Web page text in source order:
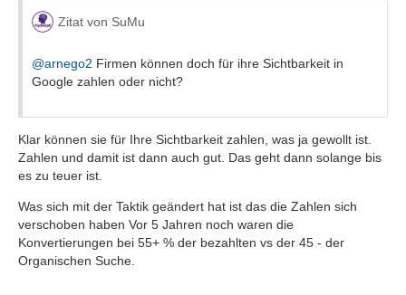
Zitat von SuMu
@arnego2 Firmen können doch für ihre Sichtbarkeit in
Google zahlen oder nicht?
Klar können sie für Ihre Sichtbarkeit zahlen, was ja gewollt ist.
Zahlen und damit ist dann auch gut. Das geht dann solange bis
es zu teuer ist.
Was sich mit der Taktik geändert hat ist das die Zahlen sich
verschoben haben Vor 5 Jahren noch waren die
Konvertierungen bei 55+ % der bezahlten vs der 45 - der
Organischen Suche.